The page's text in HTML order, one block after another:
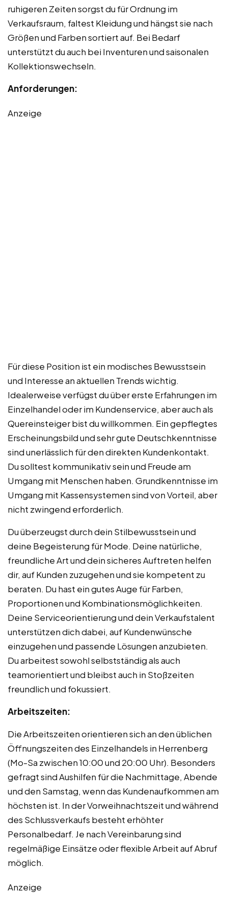
ruhigeren Zeiten sorgst du für Ordnung im
Verkaufsraum, faltest Kleidung und hängst sie nach
Größen und Farben sortiert auf. Bei Bedarf
unterstützt du auch bei Inventuren und saisonalen
Kollektionswechseln.
Anforderungen:
Anzeige
Für diese Position ist ein modisches Bewusstsein
und Interesse an aktuellen Trends wichtig.
Idealerweise verfügst du über erste Erfahrungen im
Einzelhandel oder im Kundenservice, aber auch als
Quereinsteiger bist du willkommen. Ein gepflegtes
Erscheinungsbild und sehr gute Deutschkenntnisse
sind unerlässlich für den direkten Kundenkontakt.
Du solltest kommunikativ sein und Freude am
Umgang mit Menschen haben. Grundkenntnisse im
Umgang mit Kassensystemen sind von Vorteil, aber
nicht zwingend erforderlich.
Du überzeugst durch dein Stilbewusstsein und
deine Begeisterung für Mode. Deine natürliche,
freundliche Art und dein sicheres Auftreten helfen
dir, auf Kunden zuzugehen und sie kompetent zu
beraten. Du hast ein gutes Auge für Farben,
Proportionen und Kombinationsmöglichkeiten.
Deine Serviceorientierung und dein Verkaufstalent
unterstützen dich dabei, auf Kundenwünsche
einzugehen und passende Lösungen anzubieten.
Du arbeitest sowohl selbstständig als auch
teamorientiert und bleibst auch in Stoßzeiten
freundlich und fokussiert.
Arbeitszeiten:
Die Arbeitszeiten orientieren sich an den üblichen
Öffnungszeiten des Einzelhandels in Herrenberg
(Mo-Sa zwischen 10:00 und 20:00 Uhr). Besonders
gefragt sind Aushilfen für die Nachmittage, Abende
und den Samstag, wenn das Kundenaufkommen am
höchsten ist. In der Vorweihnachtszeit und während
des Schlussverkaufs besteht erhöhter
Personalbedarf. Je nach Vereinbarung sind
regelmäßige Einsätze oder flexible Arbeit auf Abruf
möglich.
Anzeige